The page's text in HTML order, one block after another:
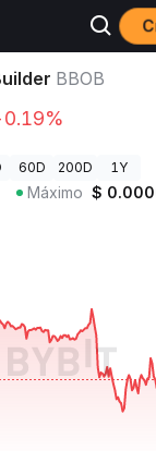
Preço de
BBOB
60D 200D 1Y
Máximo $